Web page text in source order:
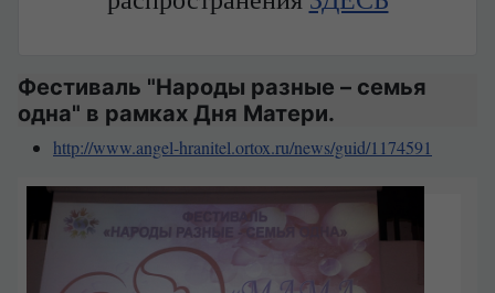
Фестиваль "Народы разные – семья
одна" в рамках Дня Матери.
http://www.angel-hranitel.ortox.ru/news/guid/1174591